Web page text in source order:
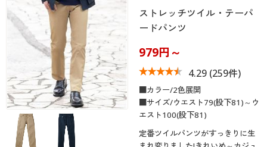
ストレッチツイル・テーパ
ードパンツ
979円～
4.29(259件)
■カラー/2色展開
■サイズ/ウエスト79(股下81)～ウ
エスト100(股下81)
定番ツイルパンツがすっきりに生